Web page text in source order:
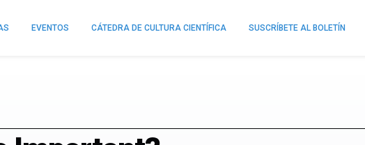
EVENTOS CÁTEDRA DE CULTURA CIENTÍFICA SUSCRÍBETE AL BOLETÍN